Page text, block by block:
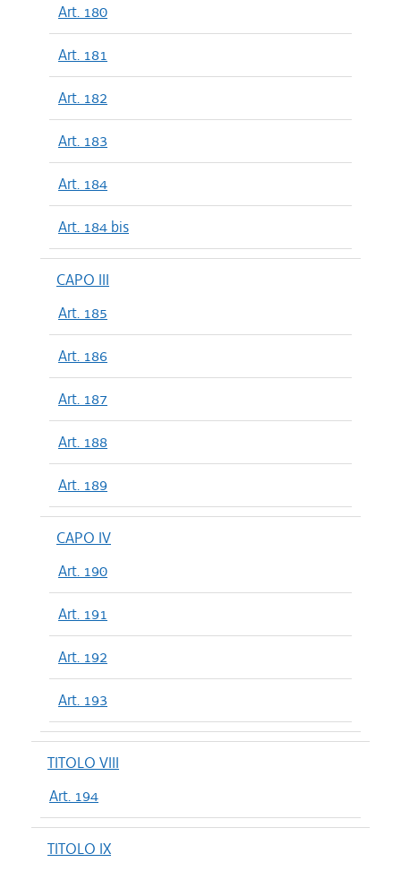
Art. 180
Art. 181
Art. 182
Art. 183
Art. 184
Art. 184 bis
CAPO III
Art. 185
Art. 186
Art. 187
Art. 188
Art. 189
CAPO IV
Art. 190
Art. 191
Art. 192
Art. 193
TITOLO VIII
Art. 194
TITOLO IX